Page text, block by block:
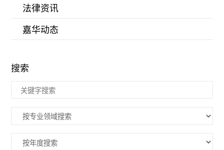
法律资讯
嘉华动态
搜索